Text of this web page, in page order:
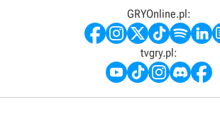
GRYOnline.pl:
tvgry.pl: